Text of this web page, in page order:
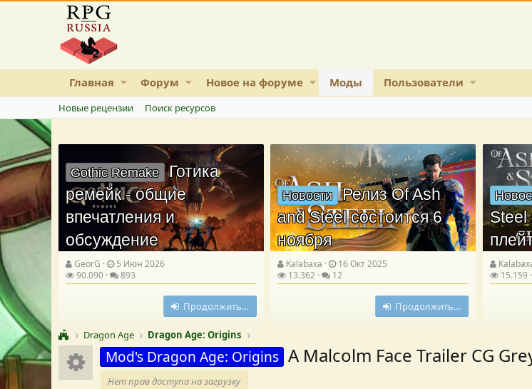
Главная Форум Новое на форуме Моды Пользователи
Новые рецензии Поиск ресурсов
Gothic Remake Готика
ремейк - общие
впечатления и
обсуждение
GeorG
5 Июн 2026
90.090
893
Продолжить…
Новости Релиз Of Ash
and Steel состоится 6
ноября
Kalabaxa
16 Окт 2025
13.362
12
Продолжить…
Steel
15.159
Dragon Age Dragon Age: Origins
Иконка ресурса
Mod's Dragon Age: Origins A Malcolm Face Trailer CG
Нет прав доступа на загрузку